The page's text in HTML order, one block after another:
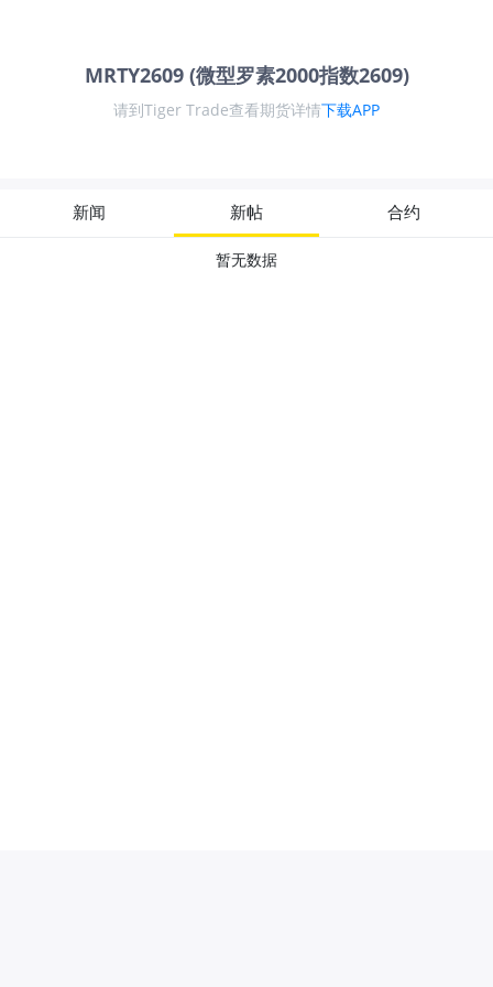
MRTY2609 (微型罗素2000指数2609)
请到Tiger Trade查看期货详情下载APP
新闻 新帖 合约
暂无数据